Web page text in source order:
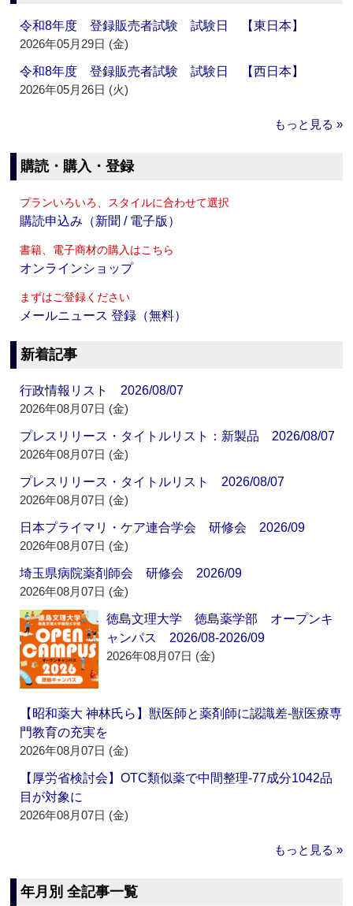
令和8年度 登録販売者試験 試験日 【東日本】
2026年05月29日 (金)
令和8年度 登録販売者試験 試験日 【西日本】
2026年05月26日 (火)
もっと見る »
購読・購入・登録
プランいろいろ、スタイルに合わせて選択
購読申込み（新聞 / 電子版）
書籍、電子商材の購入はこちら
オンラインショップ
まずはご登録ください
メールニュース 登録（無料）
新着記事
行政情報リスト 2026/08/07
2026年08月07日 (金)
プレスリリース・タイトルリスト：新製品 2026/08/07
2026年08月07日 (金)
プレスリリース・タイトルリスト 2026/08/07
2026年08月07日 (金)
日本プライマリ・ケア連合学会 研修会 2026/09
2026年08月07日 (金)
埼玉県病院薬剤師会 研修会 2026/09
2026年08月07日 (金)
徳島文理大学 徳島薬学部 オープンキ
ャンパス 2026/08-2026/09
2026年08月07日 (金)
【昭和薬大 神林氏ら】獣医師と薬剤師に認識差‐獣医療専
門教育の充実を
2026年08月07日 (金)
【厚労省検討会】OTC類似薬で中間整理‐77成分1042品
目が対象に
2026年08月07日 (金)
もっと見る »
年月別 全記事一覧